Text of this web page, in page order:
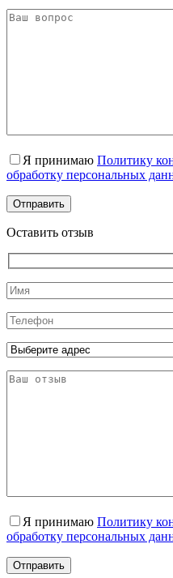
Я принимаю Политику
обработку персональных
Оставить отзыв
Я принимаю Политику
обработку персональных